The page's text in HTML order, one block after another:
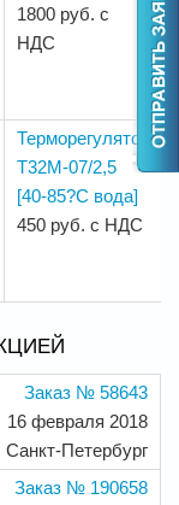
1800 руб. с
НДС
Терморегулятор
Т32М-07/2,5
[40-85?С вода]
450 руб. с НДС
Заказ № 58643
16 февраля 2018
Санкт-Петербург
Заказ № 190658